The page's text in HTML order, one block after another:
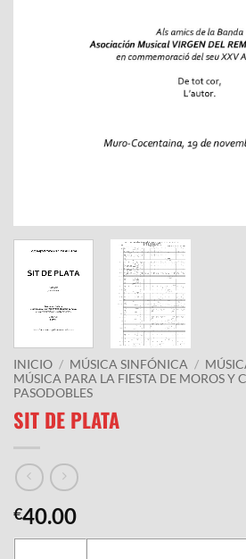
INICIO / MÚSICA SINFÓNICA /
MÚSICA PARA LA FIESTA DE MOROS Y
PASODOBLES
SIT DE PLATA
€40.00